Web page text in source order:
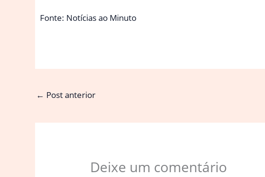
Fonte: Notícias ao Minuto
← Post anterior
Deixe um comentário